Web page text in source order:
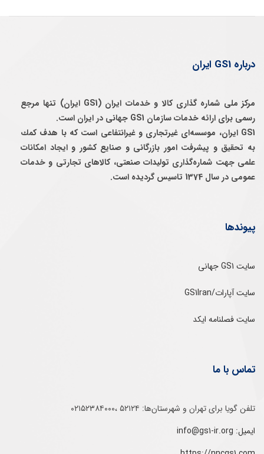
درباره GS1 ایران
مرکز ملی شماره گذاری کالا و خدمات ایران (GS1 ایران) تنها مرجع
رسمی برای ارائه خدمات سازمان GS1 جهانی در ایران است.
GS1 ایران، موسسه‌ای غيرتجاری و غيرانتفاعی است كه با هدف كمك
به تحقيق و پيشرفت امور بازرگانی و صنايع كشور و ايجاد امكانات
علمی جهت شماره‌گذاری توليدات صنعتی، كالاهای تجارتی و خدمات
عمومی در سال 1374 تاسيس گرديده است.
پیوندها
سایت GS1 جهانی
سایت آپارات/GS1Iran
سایت فصلنامه ایکد
تماس با ما
تلفن‌ گویا برای‌ تهران‌‌ و‌ شهرستان‌ها:‌ ۵۲۱۲۴ ،۰۲۱۵۲۳۸۴۰۰۰
ایمیل: info@gs1-ir.org